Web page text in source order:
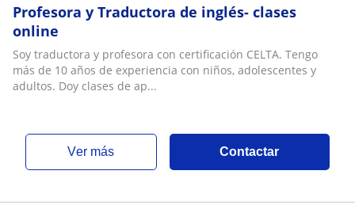
Profesora y Traductora de inglés- clases
online
Soy traductora y profesora con certificación CELTA. Tengo
más de 10 años de experiencia con niños, adolescentes y
adultos. Doy clases de ap...
ver más Contactar